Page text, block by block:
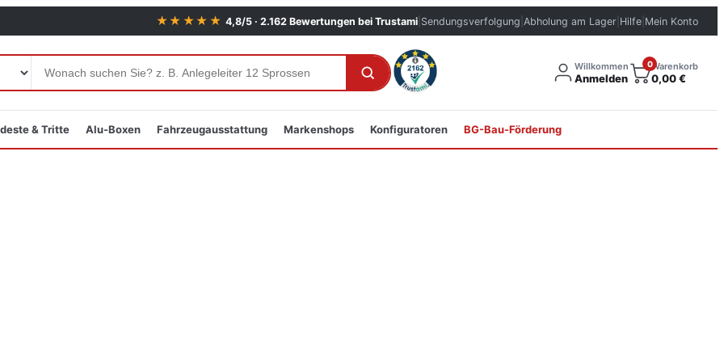
★★★★★ 4,8/5 · 2.162 Bewertungen bei Trustami Sendungsverfolgung Abholung am Lager Hilfe Mein Konto
Willkommen
Anmelden
0Warenkorb
0,00€
& Tritte Alu-Boxen Fahrzeugausstattung Markenshops Konfiguratoren BG-Bau-Förderung